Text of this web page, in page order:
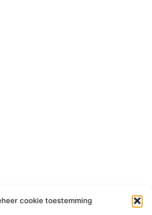
cookie toestemming